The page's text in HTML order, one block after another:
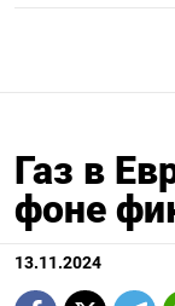
Газ в
фоне
13.11.2024